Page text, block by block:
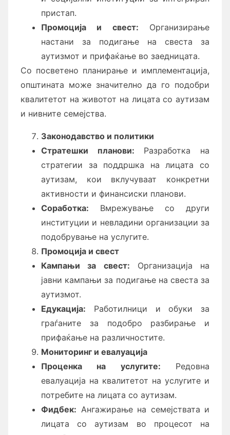
пристап.
Промоција и свест: Организирање
настани за подигање на свеста за
аутизмот и прифаќање во заедницата.
Со посветено планирање и имплементација,
општината може значително да го подобри
квалитетот на животот на лицата со аутизам
и нивните семејства.
Законодавство и политики
Стратешки планови: Разработка на
стратегии за поддршка на лицата со
аутизам, кои вклучуваат конкретни
активности и финансиски планови.
Соработка: Вмрежување со други
институции и невладини организации за
подобрување на услугите.
Промоција и свест
Кампањи за свест: Организација на
јавни кампањи за подигање на свеста за
аутизмот.
Едукација: Работилници и обуки за
граѓаните за подобро разбирање и
прифаќање на различностите.
Мониторинг и евалуација
Проценка на услугите: Редовна
евалуација на квалитетот на услугите и
потребите на лицата со аутизам.
Фидбек: Ангажирање на семејствата и
лицата со аутизам во процесот на